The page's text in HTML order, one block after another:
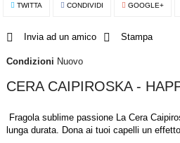
TWITTA CONDIVIDI GOOGLE+
Invia ad un amico Stampa
Condizioni Nuovo
CERA CAIPIROSKA -
Fragola sublime passione La Cera
lunga durata. Dona ai tuoi capelli un